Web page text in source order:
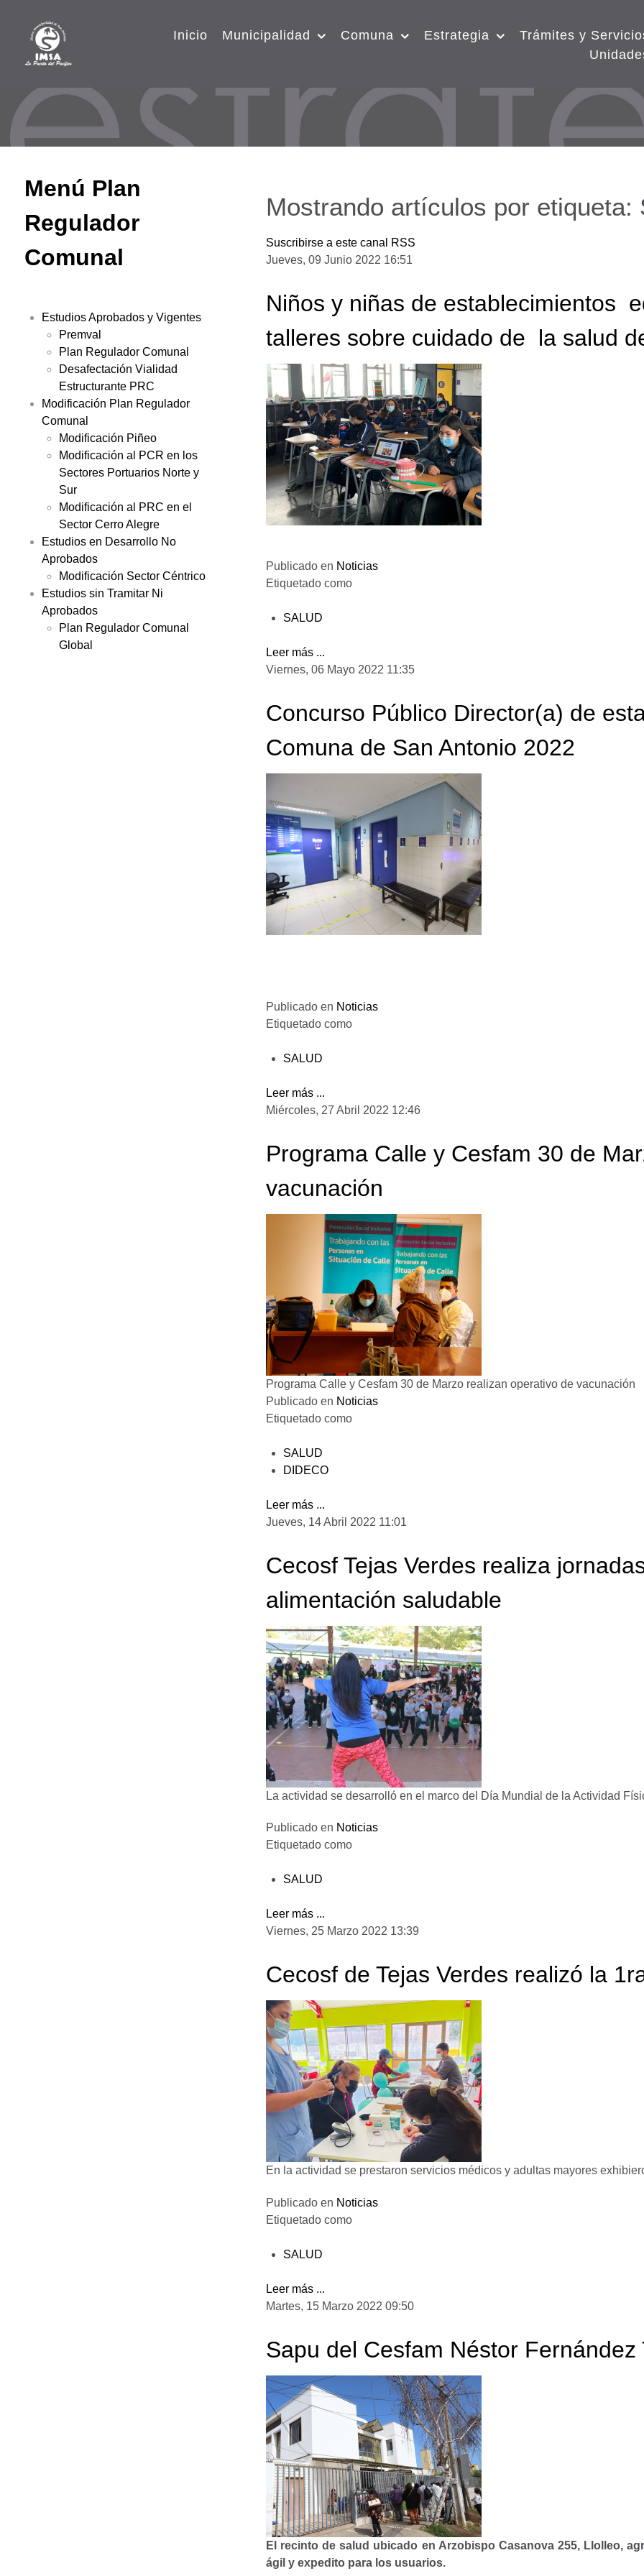
Inicio Municipalidad Comuna Estrategia
Trámites y
Menú Plan
Regulador
Comunal
Estudios Aprobados y Vigentes
Premval
Plan Regulador Comunal
Desafectación Vialidad
Estructurante PRC
Modificación Plan Regulador
Comunal
Modificación Piñeo
Modificación al PCR en los
Sectores Portuarios Norte y
Sur
Modificación al PRC en el
Sector Cerro Alegre
Estudios en Desarrollo No
Aprobados
Modificación Sector Céntrico
Estudios sin Tramitar Ni
Aprobados
Plan Regulador Comunal
Global
Mostrando artículos por etiqueta:
Suscribirse a este canal RSS
Jueves, 09 Junio 2022 16:51
Niños y niñas de establecimientos
talleres sobre cuidado de la salud
Publicado en Noticias
Etiquetado como
SALUD
Leer más ...
Viernes, 06 Mayo 2022 11:35
Concurso Público Director(a) de
Comuna de San Antonio 2022
Publicado en Noticias
Etiquetado como
SALUD
Leer más ...
Miércoles, 27 Abril 2022 12:46
Programa Calle y Cesfam 30 de
vacunación
Programa Calle y Cesfam 30 de Marzo realizan operativo de vacunación
Publicado en Noticias
Etiquetado como
SALUD
DIDECO
Leer más ...
Jueves, 14 Abril 2022 11:01
Cecosf Tejas Verdes realiza
alimentación saludable
La actividad se desarrolló en el marco del Día Mundial de la Actividad
Publicado en Noticias
Etiquetado como
SALUD
Leer más ...
Viernes, 25 Marzo 2022 13:39
Cecosf de Tejas Verdes realizó la
En la actividad se prestaron servicios médicos y adultas mayores
Publicado en Noticias
Etiquetado como
SALUD
Leer más ...
Martes, 15 Marzo 2022 09:50
Sapu del Cesfam Néstor
El recinto de salud ubicado en Arzobispo Casanova 255, Llolleo,
ágil y expedito para los usuarios.